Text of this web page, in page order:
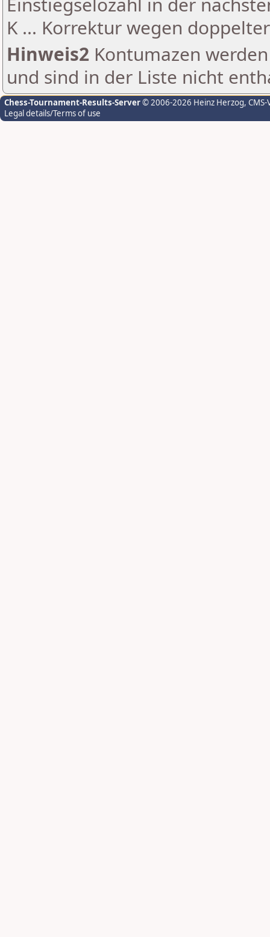
K ... Korrektur wegen
Hinweis2 Kontumazen
und sind in der Liste nicht
Chess-Tournament-Results-Server© 2006-2026 Heinz Herzog,
Legal details/Terms of use